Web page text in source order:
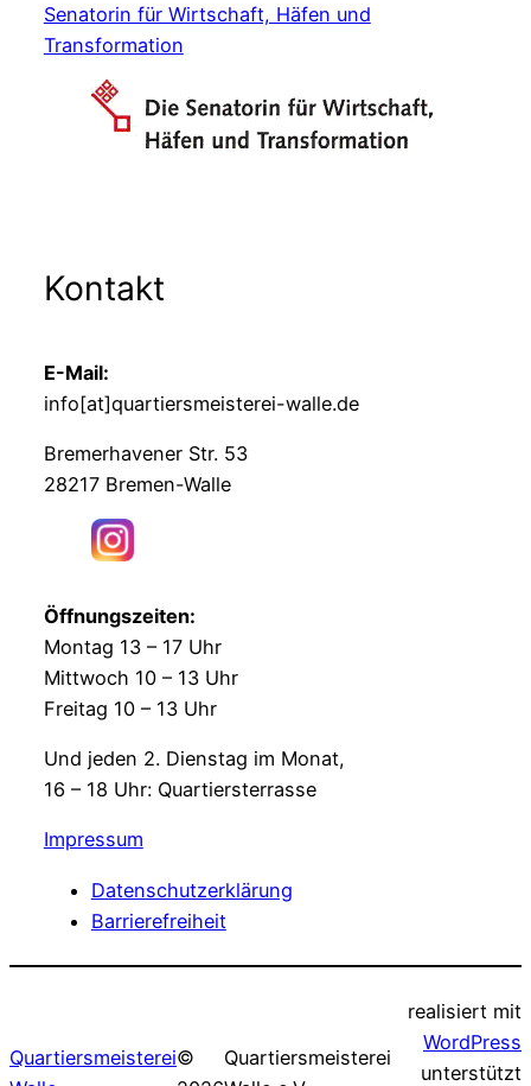
Senatorin für Wirtschaft, Häfen und
Transformation
Kontakt
E-Mail:
info[at]quartiersmeisterei-walle.de
Bremerhavener Str. 53
28217 Bremen-Walle
Öffnungszeiten:
Montag 13 – 17 Uhr
Mittwoch 10 – 13 Uhr
Freitag 10 – 13 Uhr
Und jeden 2. Dienstag im Monat,
16 – 18 Uhr: Quartiersterrasse
Impressum
Datenschutzerklärung
Barrierefreiheit
Quartiersmeisterei©
Quartiersmeisterei
realisiert mit
WordPress
unterstützt